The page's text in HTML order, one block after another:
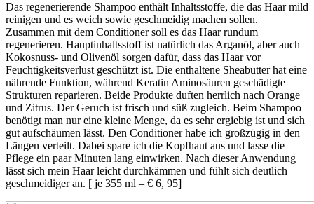
Das regenerierende Shampoo enthält Inhaltsstoffe, die das Haar mild
reinigen und es weich sowie geschmeidig machen sollen.
Zusammen mit dem Conditioner soll es das Haar rundum
regenerieren. Hauptinhaltsstoff ist natürlich das Arganöl, aber auch
Kokosnuss- und Olivenöl sorgen dafür, dass das Haar vor
Feuchtigkeitsverlust geschützt ist. Die enthaltene Sheabutter hat eine
nährende Funktion, während Keratin Aminosäuren geschädigte
Strukturen reparieren. Beide Produkte duften herrlich nach Orange
und Zitrus. Der Geruch ist frisch und süß zugleich. Beim Shampoo
benötigt man nur eine kleine Menge, da es sehr ergiebig ist und sich
gut aufschäumen lässt. Den Conditioner habe ich großzügig in den
Längen verteilt. Dabei spare ich die Kopfhaut aus und lasse die
Pflege ein paar Minuten lang einwirken. Nach dieser Anwendung
lässt sich mein Haar leicht durchkämmen und fühlt sich deutlich
geschmeidiger an. [ je 355 ml – € 6, 95]